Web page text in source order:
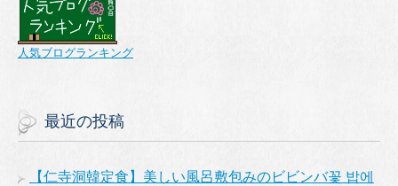
人気ブログランキング
最近の投稿
【仁寺洞韓定食】美しい風呂敷包みのビビンバ꽃 밥에